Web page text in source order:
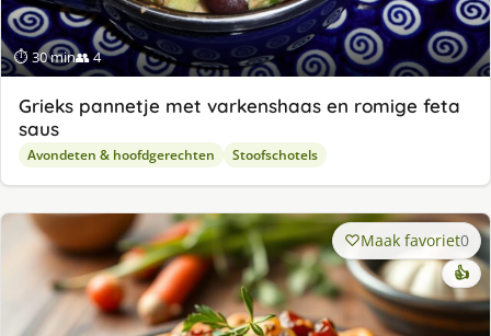
⏱ 30 min👥 4
Grieks pannetje met varkenshaas en romige feta
saus
Avondeten & hoofdgerechten Stoofschotels
Maak favoriet0
👍